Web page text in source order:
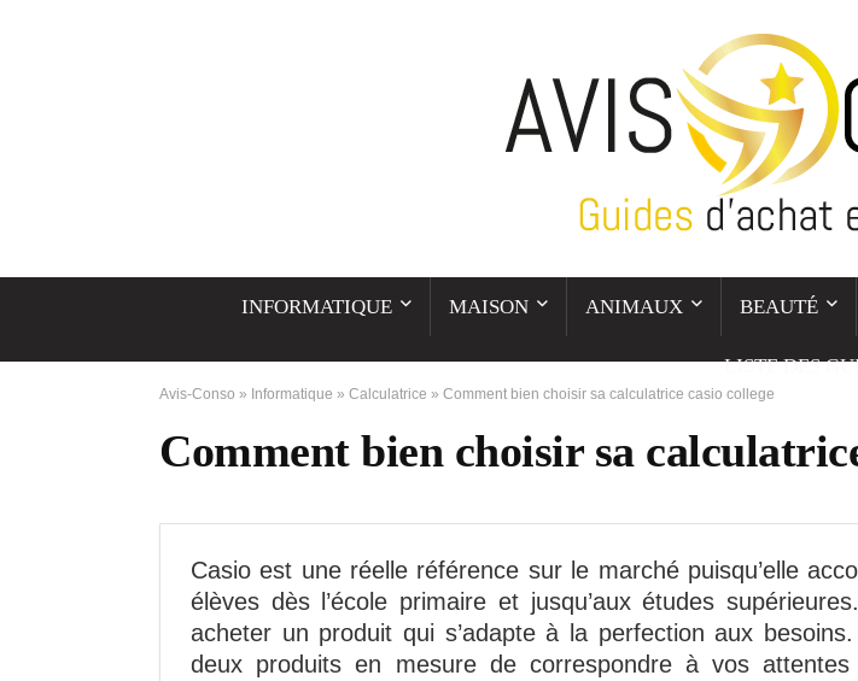
INFORMATIQUE MAISON ANIMAUX BEAUTÉ
LISTE DES
Avis-Conso » Informatique » Calculatrice » Comment bien choisir sa calculatrice casio college
Comment bien choisir sa
Casio est une réelle référence sur le marché puisqu’elle
élèves dès l’école primaire et jusqu’aux études
acheter un produit qui s’adapte à la perfection aux
deux produits en mesure de correspondre à vos